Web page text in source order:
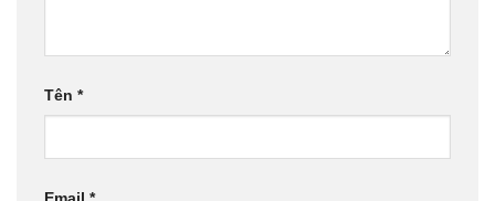
Tên *